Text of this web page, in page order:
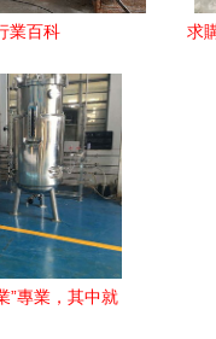
業百科
求
”專業，其中就